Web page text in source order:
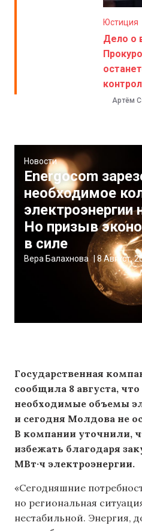
Юстиция
Дело о
Артём
Новости
Energocom
необходимое
электроэнергии
Но призыв
в силе
Вера Балахнова 8 Август,
Государственная
сообщила 8 августа, что
необходимые объемы
и сегодня Молдова не
В компании уточнили,
избежать благодаря
МВт·ч электроэнергии.
«Сегодняшние
но региональная
нестабильной. Энергия,